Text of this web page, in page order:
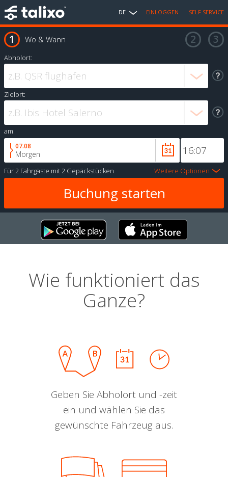
DE EINLOGGEN SELF SERVICE
Wo & Wann
Abholort:
Zielort:
am:
07.08
Morgen
Für2 Fahrgäste mit2 Gepäckstücken Weitere Optionen
Wie funktioniert das
Ganze?
Geben Sie Abholort und -zeit
ein und wählen Sie das
gewünschte Fahrzeug aus.